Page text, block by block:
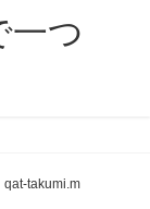
一つ
qat-takumi.m